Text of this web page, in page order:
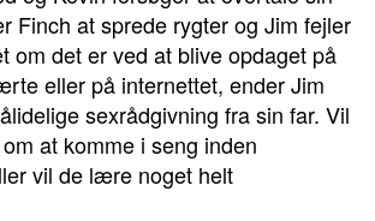
Finch at sprede rygter og Jim fejler
om det er ved at blive opdaget på
eller på internettet, ender Jim
sexrådgivning fra sin far. Vil
at komme i seng inden
vil de lære noget helt